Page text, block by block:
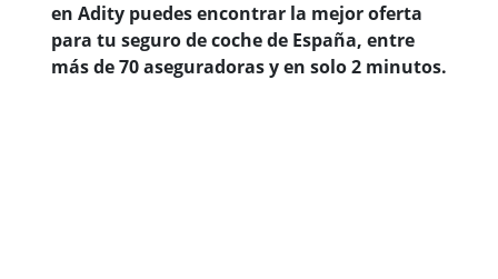
en Adity puedes encontrar la mejor oferta
para tu seguro de coche de España, entre
más de 70 aseguradoras y en solo 2 minutos.